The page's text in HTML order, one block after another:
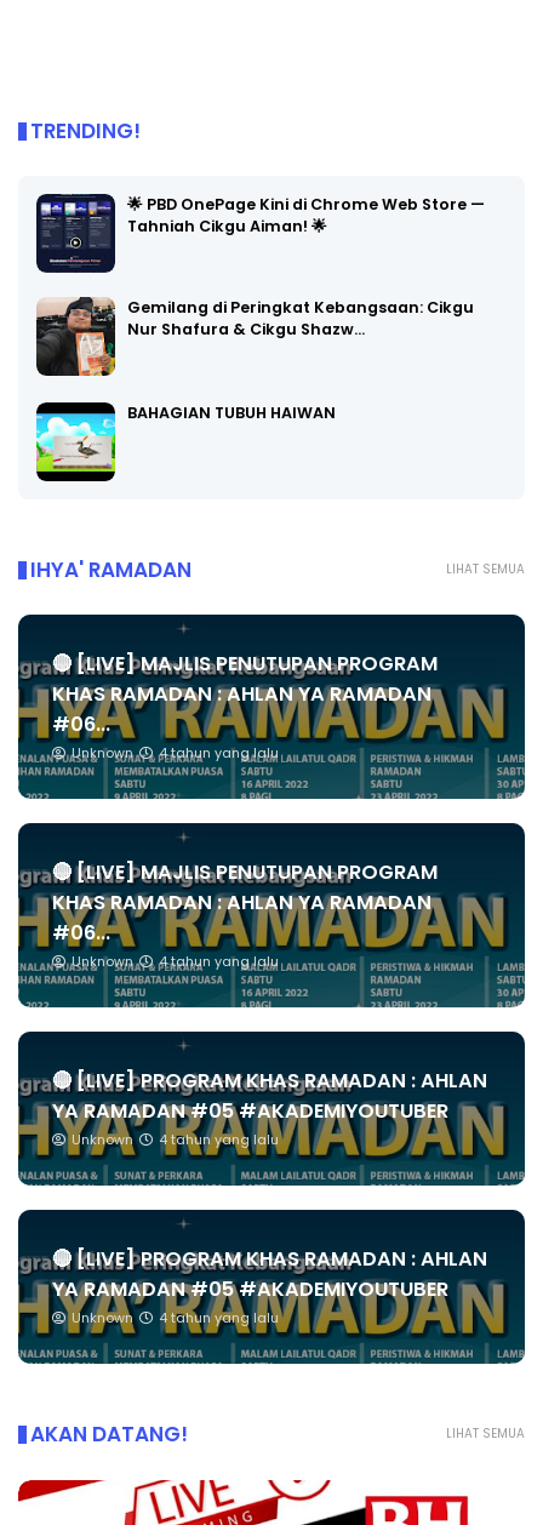
TRENDING!
🌟 PBD OnePage Kini di Chrome Web Store —
Tahniah Cikgu Aiman! 🌟
Gemilang di Peringkat Kebangsaan: Cikgu
Nur Shafura & Cikgu Shazw…
BAHAGIAN TUBUH HAIWAN
LIHAT SEMUA
IHYA' RAMADAN
🔴 [LIVE] MAJLIS PENUTUPAN PROGRAM
KHAS RAMADAN : AHLAN YA RAMADAN
#06...
Unknown 4 tahun yang lalu
🔴 [LIVE] MAJLIS PENUTUPAN PROGRAM
KHAS RAMADAN : AHLAN YA RAMADAN
#06...
Unknown 4 tahun yang lalu
🔴 [LIVE] PROGRAM KHAS RAMADAN : AHLAN
YA RAMADAN #05 #AKADEMIYOUTUBER
Unknown 4 tahun yang lalu
🔴 [LIVE] PROGRAM KHAS RAMADAN : AHLAN
YA RAMADAN #05 #AKADEMIYOUTUBER
Unknown 4 tahun yang lalu
LIHAT SEMUA
AKAN DATANG!